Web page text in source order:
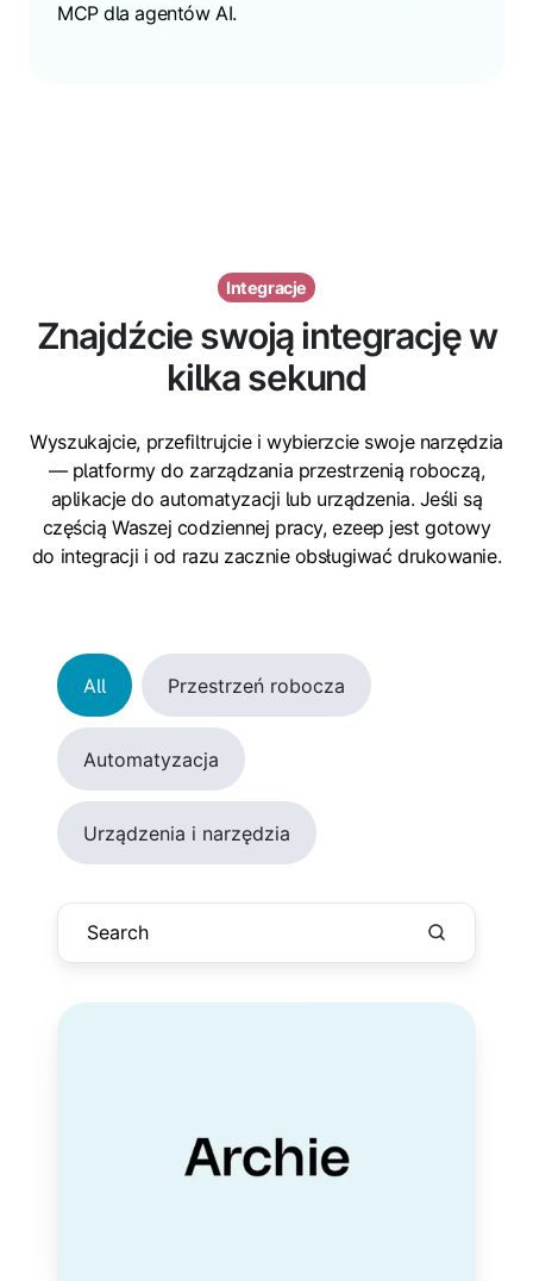
MCP dla agentów AI.
Integracje
Znajdźcie swoją integrację w
kilka sekund
Wyszukajcie, przefiltrujcie i wybierzcie swoje narzędzia
— platformy do zarządzania przestrzenią roboczą,
aplikacje do automatyzacji lub urządzenia. Jeśli są
częścią Waszej codziennej pracy, ezeep jest gotowy
do integracji i od razu zacznie obsługiwać drukowanie.
All Przestrzeń robocza
Automatyzacja
Urządzenia i narzędzia
Archie